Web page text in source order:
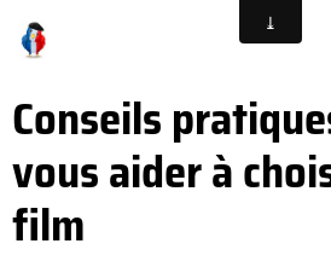
Conseils
vous aider à
film